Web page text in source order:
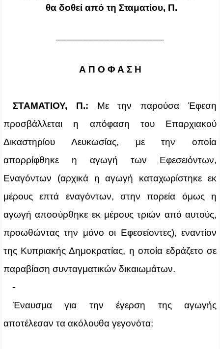
θα δοθεί από τη Σταματίου, Π.
Α Π Ο Φ Α Σ Η
ΣΤΑΜΑΤΙΟΥ, Π.: Με την παρούσα Έφεση
προσβάλλεται η απόφαση του Επαρχιακού
Δικαστηρίου Λευκωσίας, με την οποία
απορρίφθηκε η αγωγή των Εφεσειόντων,
Εναγόντων (αρχικά η αγωγή καταχωρίστηκε εκ
μέρους επτά εναγόντων, στην πορεία όμως η
αγωγή αποσύρθηκε εκ μέρους τριών από αυτούς,
προωθώντας την μόνο οι Εφεσείοντες), εναντίον
της Κυπριακής Δημοκρατίας, η οποία εδράζετο σε
παραβίαση συνταγματικών δικαιωμάτων.
Έναυσμα για την έγερση της αγωγής
αποτέλεσαν τα ακόλουθα γεγονότα: